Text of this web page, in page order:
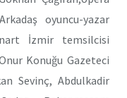
oyuncu-yazar
İzmir temsilcisi
Konuğu Gazeteci
Sevinç, Abdulkadir